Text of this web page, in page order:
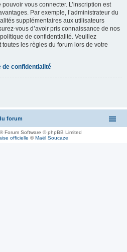
vous connecter. L’inscription est
Par exemple, l’administrateur du
supplémentaires aux utilisateurs
vous d’avoir pris connaissance de nos
de confidentialité. Veuillez
les règles du forum lors de votre
de confidentialité
forum
® Forum Software © phpBB Limited
officielle ©Maël Soucaze